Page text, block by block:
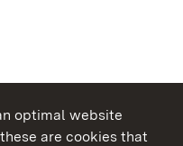
optimal website
are cookies that